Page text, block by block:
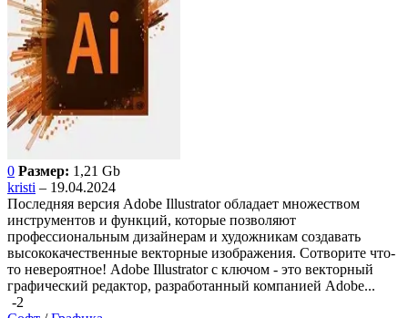
0 Размер: 1,21 Gb
kristi – 19.04.2024
Последняя версия Adobe Illustrator обладает множеством
инструментов и функций, которые позволяют
профессиональным дизайнерам и художникам создавать
высококачественные векторные изображения. Сотворите что-
то невероятное! Adobe Illustrator с ключом - это векторный
графический редактор, разработанный компанией Adobe...
-2